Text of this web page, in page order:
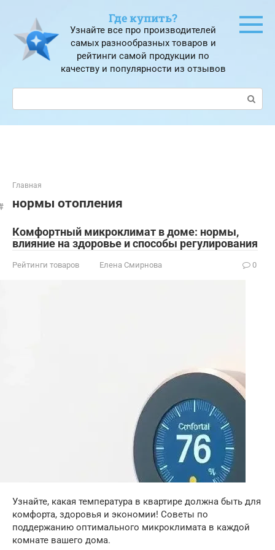
контенту
Где купить?
Узнайте все про производителей
самых разнообразных товаров и
рейтинги самой продукции по
качеству и популярности из отзывов
Поиск:
Главная
нормы отопления
Комфортный микроклимат в доме: нормы,
влияние на здоровье и способы регулирования
Рейтинги товаров Елена Смирнова 0
Узнайте, какая температура в квартире должна быть для
комфорта, здоровья и экономии! Советы по
поддержанию оптимального микроклимата в каждой
комнате вашего дома.